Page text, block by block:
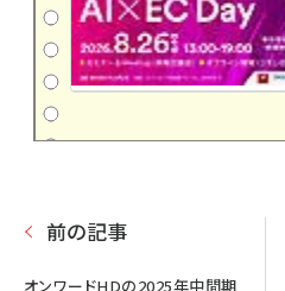
前の記事
オンワードHDの2025年中間期